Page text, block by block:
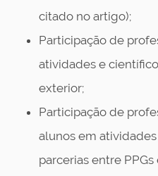
citado no artigo);
Participação de
atividades e
exterior;
Participação de
alunos em
parcerias entre